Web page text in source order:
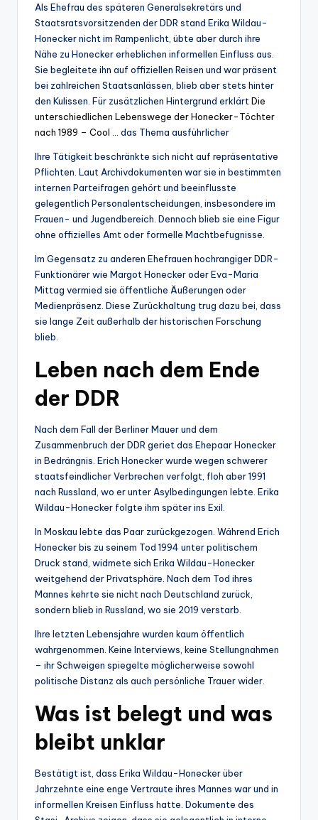
Als Ehefrau des späteren Generalsekretärs und
Staatsratsvorsitzenden der DDR stand Erika Wildau-
Honecker nicht im Rampenlicht, übte aber durch ihre
Nähe zu Honecker erheblichen informellen Einfluss aus.
Sie begleitete ihn auf offiziellen Reisen und war präsent
bei zahlreichen Staatsanlässen, blieb aber stets hinter
den Kulissen. Für zusätzlichen Hintergrund erklärt Die
unterschiedlichen Lebenswege der Honecker-Töchter
nach 1989 – Cool …
das Thema ausführlicher
Ihre Tätigkeit beschränkte sich nicht auf repräsentative
Pflichten. Laut Archivdokumenten war sie in bestimmten
internen Parteifragen gehört und beeinflusste
gelegentlich Personalentscheidungen, insbesondere im
Frauen- und Jugendbereich. Dennoch blieb sie eine Figur
ohne offizielles Amt oder formelle Machtbefugnisse.
Im Gegensatz zu anderen Ehefrauen hochrangiger DDR-
Funktionärer wie Margot Honecker oder Eva-Maria
Mittag vermied sie öffentliche Äußerungen oder
Medienpräsenz. Diese Zurückhaltung trug dazu bei, dass
sie lange Zeit außerhalb der historischen Forschung
blieb.
Leben nach dem Ende
der DDR
Nach dem Fall der Berliner Mauer und dem
Zusammenbruch der DDR geriet das Ehepaar Honecker
in Bedrängnis. Erich Honecker wurde wegen schwerer
staatsfeindlicher Verbrechen verfolgt, floh aber 1991
nach Russland, wo er unter Asylbedingungen lebte. Erika
Wildau-Honecker folgte ihm später ins Exil.
In Moskau lebte das Paar zurückgezogen. Während Erich
Honecker bis zu seinem Tod 1994 unter politischem
Druck stand, widmete sich Erika Wildau-Honecker
weitgehend der Privatsphäre. Nach dem Tod ihres
Mannes kehrte sie nicht nach Deutschland zurück,
sondern blieb in Russland, wo sie 2019 verstarb.
Ihre letzten Lebensjahre wurden kaum öffentlich
wahrgenommen. Keine Interviews, keine Stellungnahmen
– ihr Schweigen spiegelte möglicherweise sowohl
politische Distanz als auch persönliche Trauer wider.
Was ist belegt und was
bleibt unklar
Bestätigt ist, dass Erika Wildau-Honecker über
Jahrzehnte eine enge Vertraute ihres Mannes war und in
informellen Kreisen Einfluss hatte. Dokumente des